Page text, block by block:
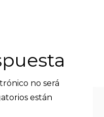
no será
están